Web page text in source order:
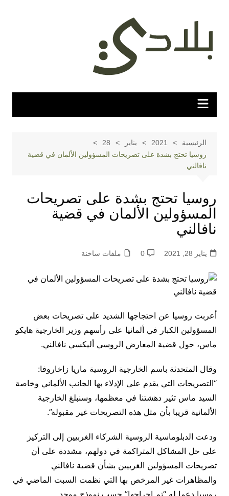
المحتوى
الرئيسية 2021 يناير
28
روسيا تحتج بشدة على تصريحات المسؤولين الألمان في قضية
نافالني
روسيا تحتج بشدة على تصريحات
المسؤولين الألمان في قضية
نافالني
يناير 28, 2021 0 ملفات ساخنة
أعربت روسيا عن احتجاجها الشديد على تصريحات بعض
المسؤولين الكبار في ألمانيا على رأسهم وزير الخارجية هايكو
ماس، حول قضية المعارض الروسي أليكسي نافالني.
وقال المتحدثة باسم الخارجية الروسية ماريا زاخاروفا:
“التصريحات التي يقدم على الإدلاء بها الجانب الألماني وخاصة
السيد ماس تثير دهشتنا في معظمها، وسنبلغ الخارجية
الألمانية قريبا بأن مثل هذه التصريحات غير مقبولة”.
ودعت الدبلوماسية الروسية الشركاء الغربيين إلى التركيز
على حل المشاكل المتراكمة في دولهم، مشددة على أن
تصريحات المسؤولين الغربيين بشأن قضية نافالني
والمظاهرات غير المرخص بها التي نظمت السبت الماضي في
روسيا دعما له “تم إخراجها” حسب نموذج موحد.